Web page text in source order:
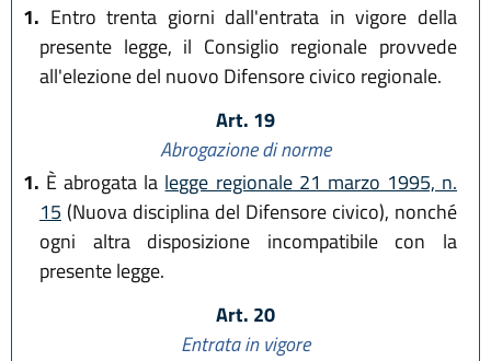
1. Entro trenta giorni dall'entrata in vigore della
presente legge, il Consiglio regionale provvede
all'elezione del nuovo Difensore civico regionale.
Art. 19
Abrogazione di norme
1. È abrogata la legge regionale 21 marzo 1995, n.
15 (Nuova disciplina del Difensore civico), nonché
ogni altra disposizione incompatibile con la
presente legge.
Art. 20
Entrata in vigore